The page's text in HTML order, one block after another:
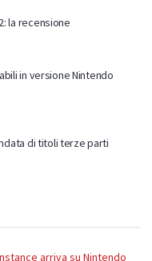
la recensione
in versione Nintendo
di titoli terze parti
arriva su Nintendo